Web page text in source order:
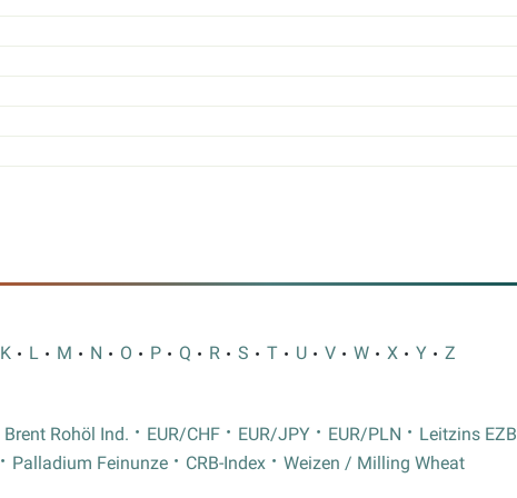
K L M N O P Q R S T U V W X Y Z
Brent Rohöl Ind. EUR/CHF EUR/JPY EUR/PLN Leitzins EZB
Palladium Feinunze CRB-Index Weizen / Milling Wheat